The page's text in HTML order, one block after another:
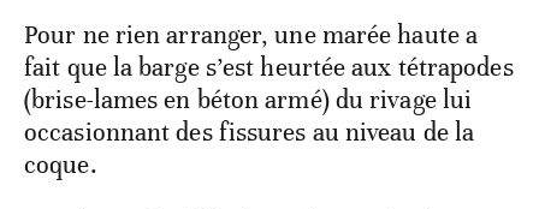
Pour ne rien arranger, une marée haute a
fait que la barge s’est heurtée aux tétrapodes
(brise-lames en béton armé) du rivage lui
occasionnant des fissures au niveau de la
coque.